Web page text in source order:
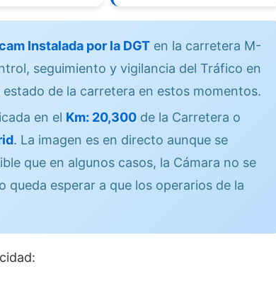
Instalada por la DGT en la carretera M-
seguimiento y vigilancia del Tráfico en
de la carretera en estos momentos.
en el Km: 20,300 de la Carretera o
. La imagen es en directo aunque se
que en algunos casos, la Cámara no se
queda esperar a que los operarios de la